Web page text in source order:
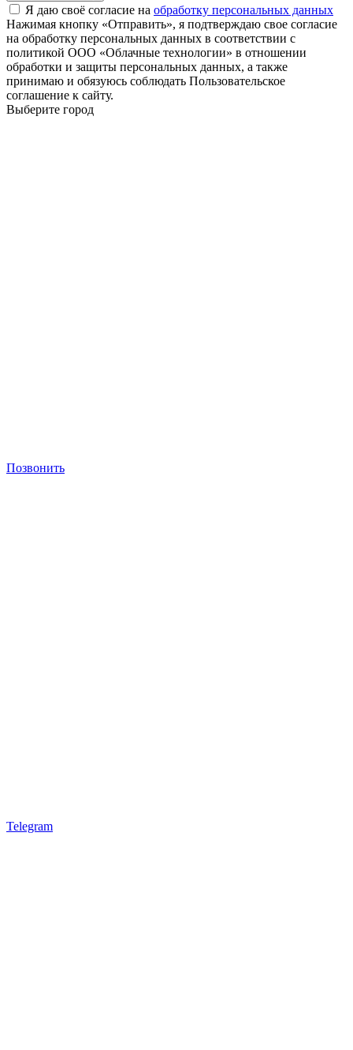
Я даю своё согласие на обработку персональных данных
Нажимая кнопку «Отправить», я подтверждаю свое согласие
на обработку персональных данных в соответствии с
политикой ООО «Облачные технологии» в отношении
обработки и защиты персональных данных, а также
принимаю и обязуюсь соблюдать Пользовательское
соглашение к сайту.
Выберите город
Позвонить
Telegram